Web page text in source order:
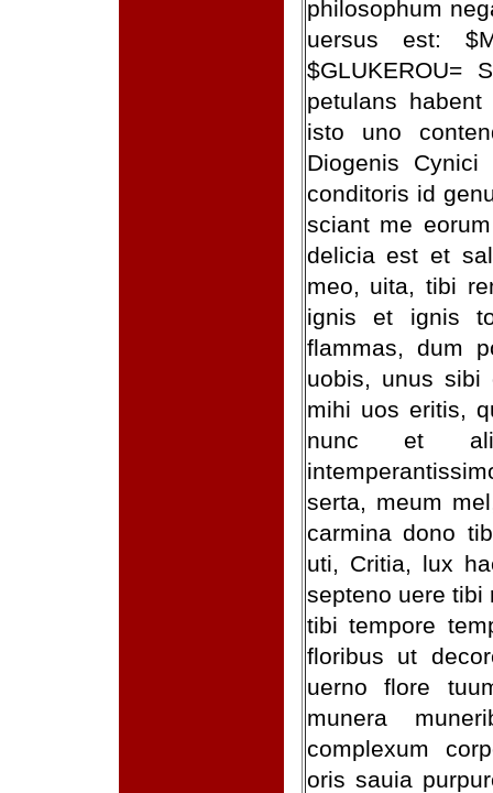
philosophum
uersus est:
$GLUKEROU=
petulans
isto uno
Diogenis
conditoris id
sciant me
delicia est et
meo, uita, tibi
ignis et ignis
flammas, dum
uobis, unus sibi
mihi uos eritis,
nunc et
serta, meum
carmina dono
uti, Critia, lux
septeno uere tibi
tibi tempore
floribus ut
uerno flore
munera
complexum
oris sauia